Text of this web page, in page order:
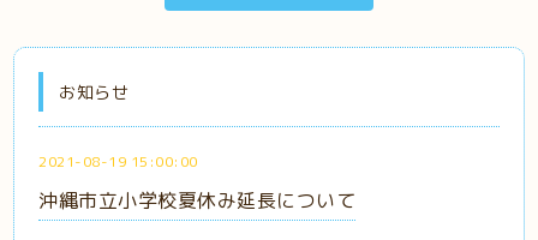
お知らせ
2021-08-19 15:00:00
沖縄市立小学校夏休み延長について